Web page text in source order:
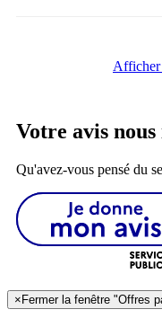
Afficher
Votre avis nous
Qu'avez-vous pensé du
× Fermer la fenêtre "Offres